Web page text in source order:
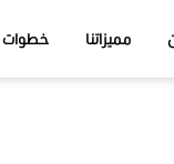
مميزاتنا خطوات